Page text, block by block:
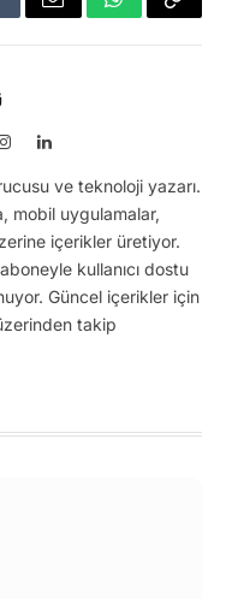
Email WhatsApp
Copy
InstagramLinkedIn
ve teknoloji yazarı.
mobil uygulamalar,
içerikler üretiyor.
kullanıcı dostu
Güncel içerikler için
takip